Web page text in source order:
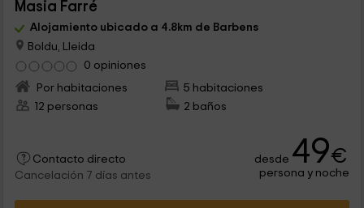
Masia Farré
Alojamiento ubicado a 4.8km de Barbens
Boldu, Lleida
0 opiniones
Por habitaciones
5 habitaciones
12 personas
2 baños
Contacto directo
Cancelación 7 días antes
desde 49€
persona y noche